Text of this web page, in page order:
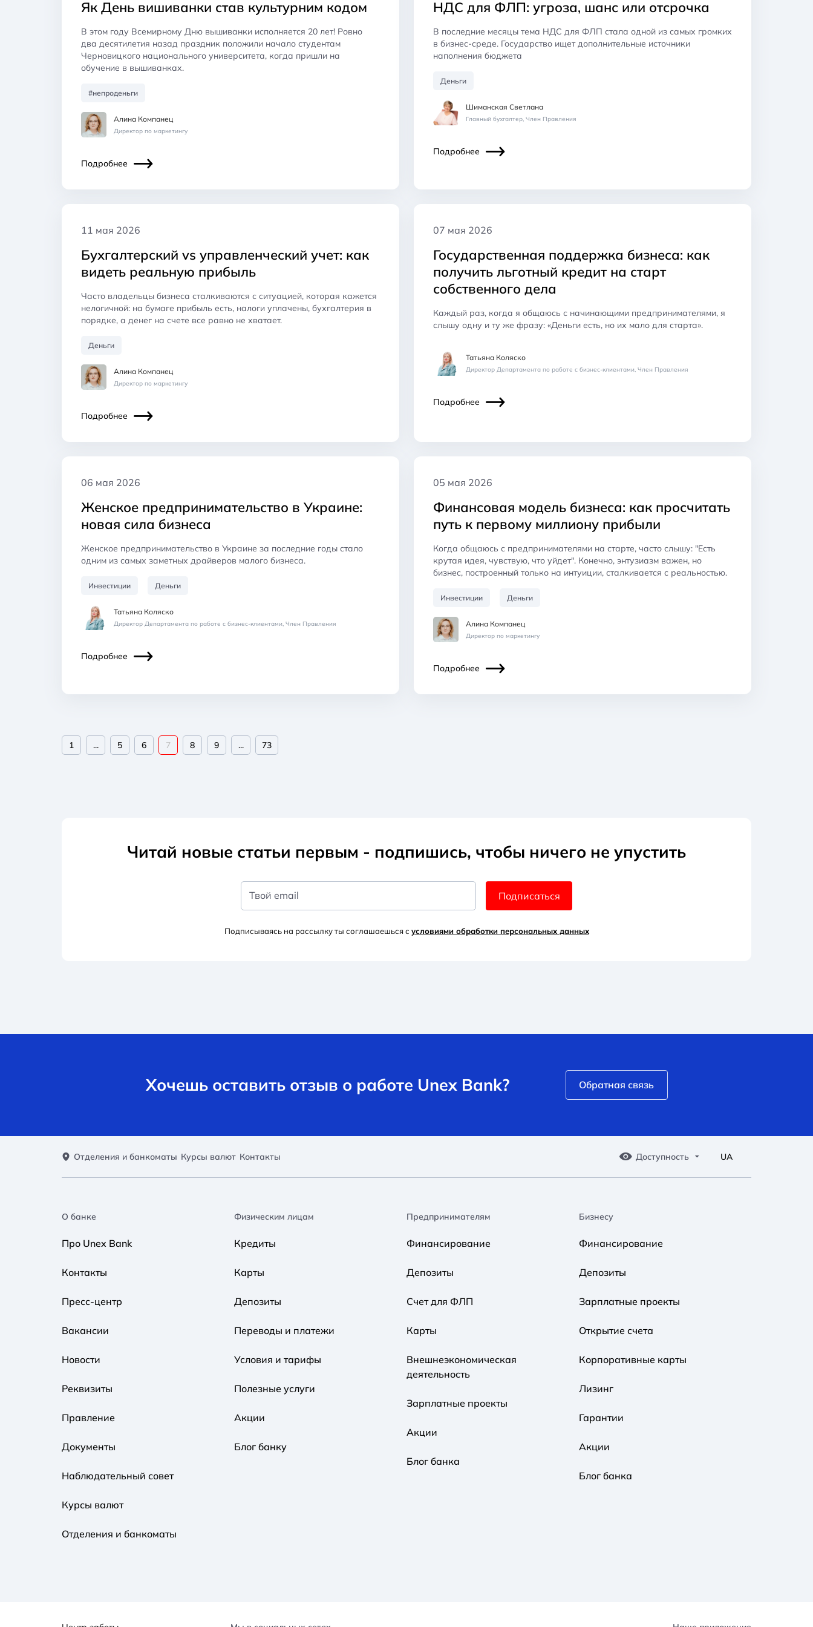
Як День вишиванки став культурним кодом
В этом году Всемирному Дню вышиванки исполняется 20 лет! Ровно
два десятилетия назад праздник положили начало студентам
Черновицкого национального университета, когда пришли на
обучение в вышиванках.
#непроденьги
Алина Компанец
Директор по маркетингу
Подробнее
НДС для ФЛП: угроза, шанс или отсрочка
В последние месяцы тема НДС для ФЛП стала одной из самых громких
в бизнес-среде. Государство ищет дополнительные источники
наполнения бюджета
Деньги
Шиманская Светлана
Главный бухгалтер, Член Правления
Подробнее
11 мая 2026
Бухгалтерский vs управленческий учет: как
видеть реальную прибыль
Часто владельцы бизнеса сталкиваются с ситуацией, которая кажется
нелогичной: на бумаге прибыль есть, налоги уплачены, бухгалтерия в
порядке, а денег на счете все равно не хватает.
Деньги
Алина Компанец
Директор по маркетингу
Подробнее
07 мая 2026
Государственная поддержка бизнеса: как
получить льготный кредит на старт
собственного дела
Каждый раз, когда я общаюсь с начинающими предпринимателями, я
слышу одну и ту же фразу: «Деньги есть, но их мало для старта».
Татьяна Коляско
Директор Департамента по работе с бизнес-клиентами, Член Правления
Подробнее
06 мая 2026
Женское предпринимательство в Украине:
новая сила бизнеса
Женское предпринимательство в Украине за последние годы стало
одним из самых заметных драйверов малого бизнеса.
Инвестиции Деньги
Татьяна Коляско
Директор Департамента по работе с бизнес-клиентами, Член Правления
Подробнее
05 мая 2026
Финансовая модель бизнеса: как просчитать
путь к первому миллиону прибыли
Когда общаюсь с предпринимателями на старте, часто слышу: "Есть
крутая идея, чувствую, что уйдет". Конечно, энтузиазм важен, но
бизнес, построенный только на интуиции, сталкивается с реальностью.
Инвестиции Деньги
Алина Компанец
Директор по маркетингу
Подробнее
1 ... 5 6 7 8 9 ... 73
Читай новые статьи первым - подпишись, чтобы ничего не упустить
Твой email Подписаться
Подписываясь на рассылку ты соглашаешься с условиями обработки персональных данных
Хочешь оставить отзыв о работе Unex Bank? Обратная связь
Отделения и банкоматы Курсы валют Контакты Доступность
Обычный
A A
Средний Большой
A A
UA
О банке
Про Unex Bank
Контакты
Пресс-центр
Вакансии
Новости
Реквизиты
Правление
Документы
Наблюдательный совет
Курсы валют
Отделения и банкоматы
Физическим лицам
Кредиты
Карты
Депозиты
Переводы и платежи
Условия и тарифы
Полезные услуги
Акции
Блог банку
Предпринимателям
Финансирование
Депозиты
Счет для ФЛП
Карты
Внешнеэкономическая
деятельность
Зарплатные проекты
Акции
Блог банка
Бизнесу
Финансирование
Депозиты
Зарплатные проекты
Открытие счета
Корпоративные карты
Лизинг
Гарантии
Акции
Блог банка